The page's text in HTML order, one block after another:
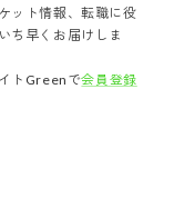
ット情報、転職に役
ち早くお届けしま
トGreenで会員登録